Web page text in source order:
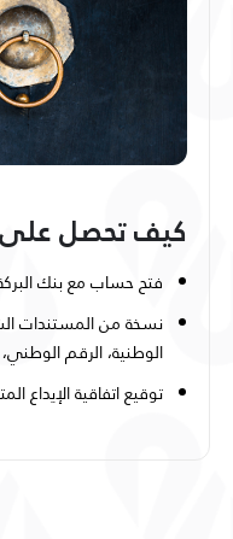
كيف تحصل على
فتح حساب مع بنك
نسخة من المستندات
الوطنية، الرقم
توقيع اتفاقية الإيداع